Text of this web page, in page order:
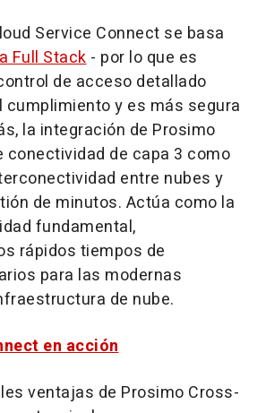
Service Connect se basa
Full Stack- por lo que es
de acceso detallado
cumplimiento y es más segura
la integración de Prosimo
conectividad de capa 3 como
entre nubes y
de minutos. Actúa como la
fundamental,
rápidos tiempos de
para las modernas
de nube.
en acción
ventajas de Prosimo Cross-